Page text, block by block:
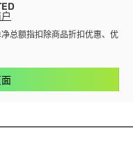
总额指扣除商品折扣优惠、优惠